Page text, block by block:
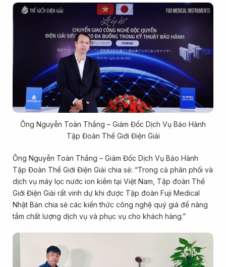
Ông Nguyễn Toàn Thắng – Giám Đốc Dịch Vụ Bảo Hành
Tập Đoàn Thế Giới Điện Giải
Ông Nguyễn Toàn Thắng – Giám Đốc Dịch Vụ Bảo Hành
Tập Đoàn Thế Giới Điện Giải chia sẻ: “Trong cả phân phối và
dịch vụ máy lọc nước ion kiềm tại Việt Nam, Tập đoàn Thế
Giới Điện Giải rất vinh dự khi được Tập đoàn Fuji Medical
Nhật Bản chia sẻ các kiến thức công nghệ quý giá để nâng
tầm chất lượng dịch vụ và phục vụ cho khách hàng.”